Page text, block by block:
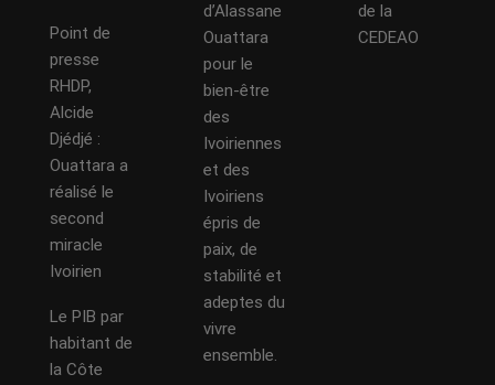
Point de
presse
RHDP,
Alcide
Djédjé :
Ouattara a
réalisé le
second
miracle
Ivoirien
Le PIB par
habitant de
la Côte
d’Alassane
Ouattara
pour le
bien-être
des
Ivoiriennes
et des
Ivoiriens
épris de
paix, de
stabilité et
adeptes du
vivre
ensemble.
de la
CEDEAO